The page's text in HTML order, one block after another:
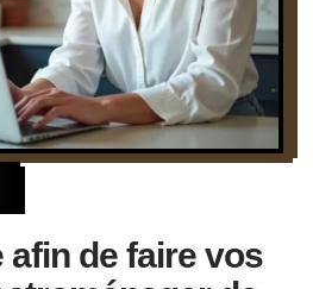
afin de faire vos